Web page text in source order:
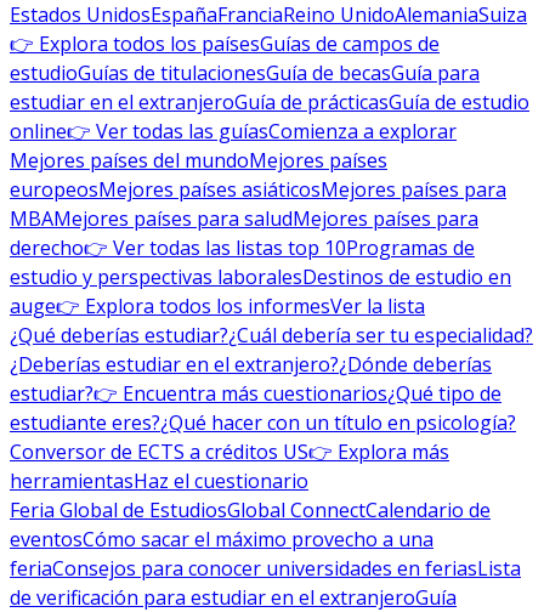
Estados UnidosEspañaFranciaReino UnidoAlemaniaSuiza
👉 Explora todos los paísesGuías de campos de
estudioGuías de titulacionesGuía de becasGuía para
estudiar en el extranjeroGuía de prácticasGuía de estudio
online👉 Ver todas las guíasComienza a explorar
Mejores países del mundoMejores países
europeosMejores países asiáticosMejores países para
MBAMejores países para saludMejores países para
derecho👉 Ver todas las listas top 10Programas de
estudio y perspectivas laboralesDestinos de estudio en
auge👉 Explora todos los informesVer la lista
¿Qué deberías estudiar?¿Cuál debería ser tu especialidad?
¿Deberías estudiar en el extranjero?¿Dónde deberías
estudiar?👉 Encuentra más cuestionarios¿Qué tipo de
estudiante eres?¿Qué hacer con un título en psicología?
Conversor de ECTS a créditos US👉 Explora más
herramientasHaz el cuestionario
Feria Global de EstudiosGlobal ConnectCalendario de
eventosCómo sacar el máximo provecho a una
feriaConsejos para conocer universidades en feriasLista
de verificación para estudiar en el extranjeroGuía